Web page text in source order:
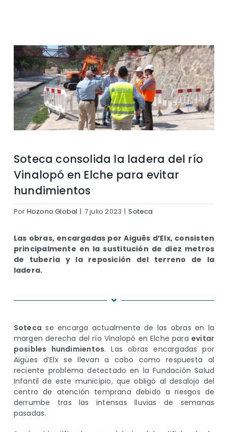
Soteca consolida la ladera del río
Vinalopó en Elche para evitar
hundimientos
Por Hozono Global | 7 julio 2023 | Soteca
Las obras, encargadas por Aiguës d’Elx, consisten
principalmente en la sustitución de diez metros
de tubería y la reposición del terreno de la
ladera.
Soteca se encarga actualmente de las obras en la
margen derecha del río Vinalopó en Elche para evitar
posibles hundimientos. Las obras encargadas por
Aigües d’Elx se llevan a cabo como respuesta al
reciente problema detectado en la Fundación Salud
Infantil de este municipio, que obligó al desalojo del
centro de atención temprana debido a riesgos de
derrumbe tras las intensas lluvias de semanas
pasadas.